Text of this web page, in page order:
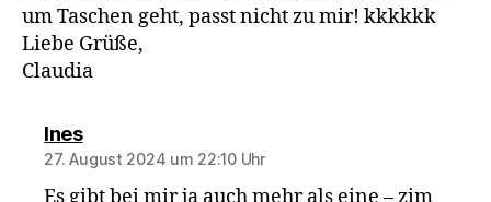
um Taschen geht, passt nicht zu mir! kkkkkk
Liebe Grüße,
Claudia
Inessagt:
27. August 2024 um 22:10 Uhr
Es gibt bei mir ja auch mehr als eine – zim